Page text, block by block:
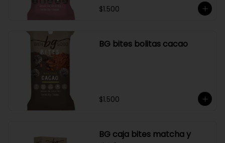
$1.500
BG bites bolitas cacao
$1.500
BG caja bites matcha y